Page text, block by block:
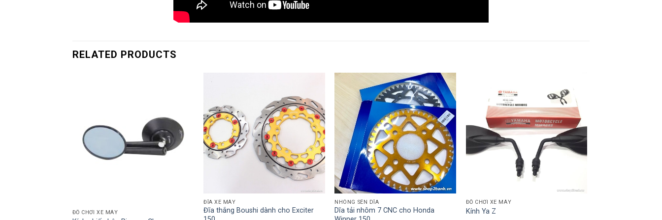
RELATED PRODUCTS
ĐỒ CHƠI XE MÁY
ĐĨA XE MÁY
Đĩa thắng Boushi dành cho Exciter
NHÔNG SÊN DĨA
Dĩa tải nhôm 7 CNC cho Honda
ĐỒ CHƠI XE MÁY
Kính Ya Z